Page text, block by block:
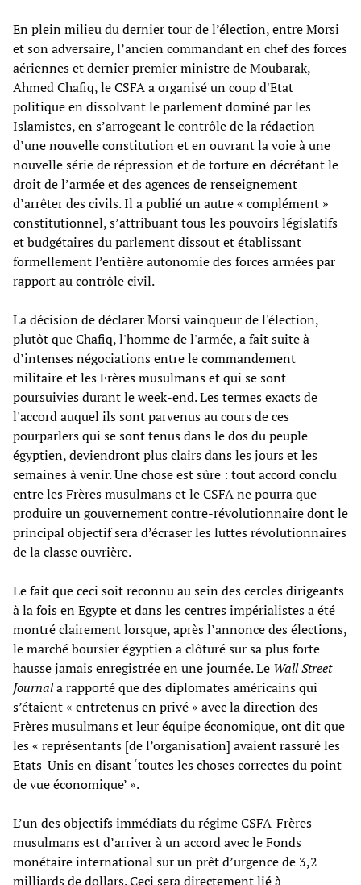
En plein milieu du dernier tour de l’élection, entre Morsi
et son adversaire, l’ancien commandant en chef des forces
aériennes et dernier premier ministre de Moubarak,
Ahmed Chafiq, le CSFA a organisé un coup d'Etat
politique en dissolvant le parlement dominé par les
Islamistes, en s’arrogeant le contrôle de la rédaction
d’une nouvelle constitution et en ouvrant la voie à une
nouvelle série de répression et de torture en décrétant le
droit de l’armée et des agences de renseignement
d’arrêter des civils. Il a publié un autre « complément »
constitutionnel, s’attribuant tous les pouvoirs législatifs
et budgétaires du parlement dissout et établissant
formellement l’entière autonomie des forces armées par
rapport au contrôle civil.
La décision de déclarer Morsi vainqueur de l'élection,
plutôt que Chafiq, l'homme de l'armée, a fait suite à
d’intenses négociations entre le commandement
militaire et les Frères musulmans et qui se sont
poursuivies durant le week-end. Les termes exacts de
l'accord auquel ils sont parvenus au cours de ces
pourparlers qui se sont tenus dans le dos du peuple
égyptien, deviendront plus clairs dans les jours et les
semaines à venir. Une chose est sûre : tout accord conclu
entre les Frères musulmans et le CSFA ne pourra que
produire un gouvernement contre-révolutionnaire dont le
principal objectif sera d’écraser les luttes révolutionnaires
de la classe ouvrière.
Le fait que ceci soit reconnu au sein des cercles dirigeants
à la fois en Egypte et dans les centres impérialistes a été
montré clairement lorsque, après l’annonce des élections,
le marché boursier égyptien a clôturé sur sa plus forte
hausse jamais enregistrée en une journée. Le Wall Street
Journala rapporté que des diplomates américains qui
s’étaient « entretenus en privé » avec la direction des
Frères musulmans et leur équipe économique, ont dit que
les « représentants [de l’organisation] avaient rassuré les
Etats-Unis en disant ‘toutes les choses correctes du point
de vue économique’ ».
L’un des objectifs immédiats du régime CSFA-Frères
musulmans est d’arriver à un accord avec le Fonds
monétaire international sur un prêt d’urgence de 3,2
milliards de dollars. Ceci sera directement lié à